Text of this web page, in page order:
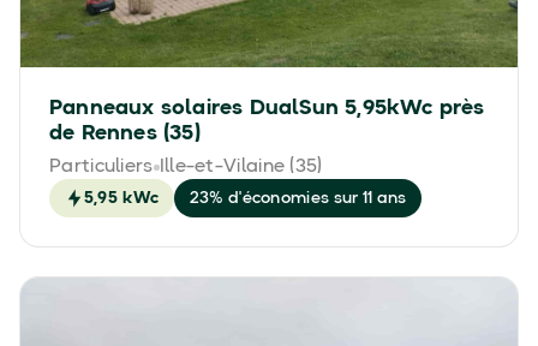
Panneaux solaires DualSun 5,95kWc près
de Rennes (35)
Particuliers Ille-et-Vilaine (35)
5,95 kWc 23% d'économies sur 11 ans